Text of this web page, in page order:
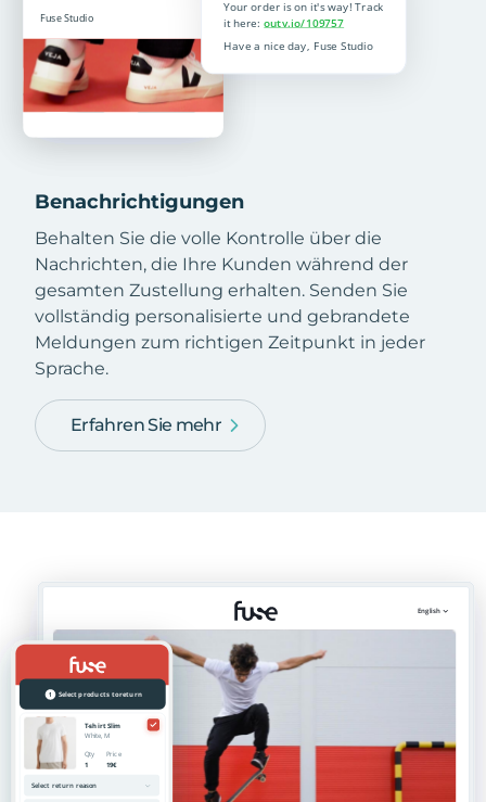
Benachrichtigungen
Behalten Sie die volle Kontrolle über die
Nachrichten, die Ihre Kunden während der
gesamten Zustellung erhalten. Senden Sie
vollständig personalisierte und gebrandete
Meldungen zum richtigen Zeitpunkt in jeder
Sprache.
Erfahren Sie mehr